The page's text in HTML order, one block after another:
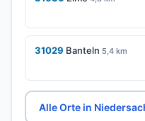
31029 Banteln 5,4 km
Alle Orte in